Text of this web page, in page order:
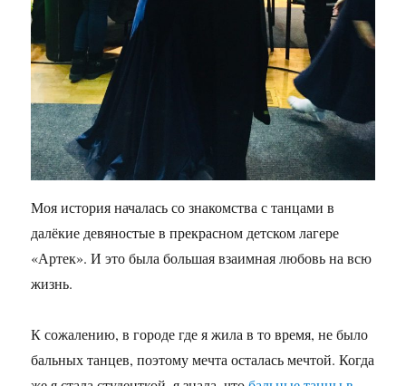
Моя история началась со знакомства с танцами в
далёкие девяностые в прекрасном детском лагере
«Артек». И это была большая взаимная любовь на всю
жизнь.
К сожалению, в городе где я жила в то время, не было
бальных танцев, поэтому мечта осталась мечтой. Когда